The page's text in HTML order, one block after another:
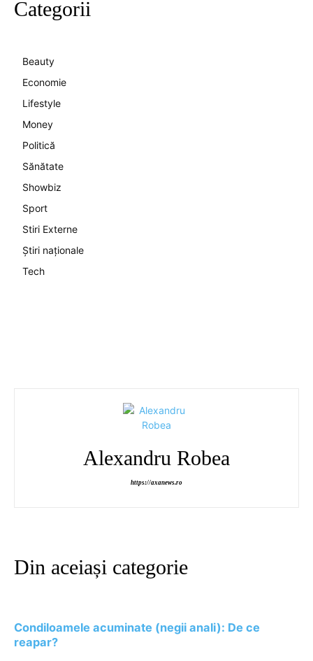
Categorii
Beauty
Economie
Lifestyle
Money
Politică
Sănătate
Showbiz
Sport
Stiri Externe
Știri naționale
Tech
Alexandru Robea
https://axanews.ro
Din aceiași categorie
Condiloamele acuminate (negii anali): De ce
reapar?